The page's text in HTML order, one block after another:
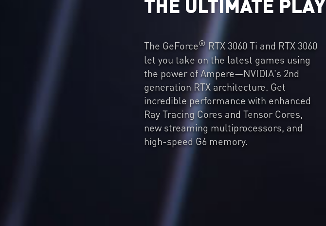
THE ULTIMATE PLAY
The GeForce® RTX 3060 Ti and RTX 3060
let you take on the latest games using
the power of Ampere—NVIDIA's 2nd
generation RTX architecture. Get
incredible performance with enhanced
Ray Tracing Cores and Tensor Cores,
new streaming multiprocessors, and
high-speed G6 memory.